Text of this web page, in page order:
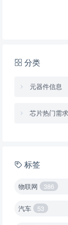
分类
元器件信息
芯片热门需求
标签
物联网 386
汽车 53